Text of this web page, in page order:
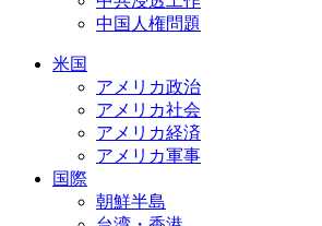
中国人権問題
米国
アメリカ政治
アメリカ社会
アメリカ経済
アメリカ軍事
国際
朝鮮半島